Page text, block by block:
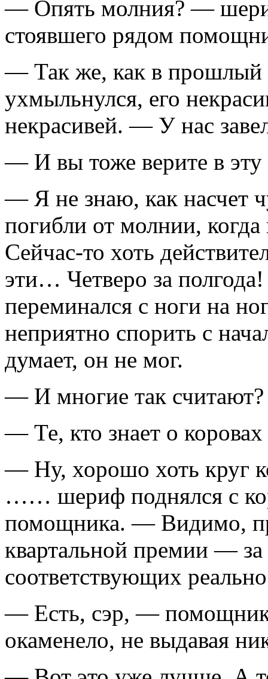
— Опять молния? —
стоявшего рядом
— Так же, как в
ухмыльнулся, его
некрасивей. — У нас
— И вы тоже верите в
— Я не знаю, как насчет
погибли от молнии,
Сейчас-то хоть
эти… Четверо за
переминался с ноги на
неприятно спорить с
думает, он не мог.
— И многие так считают?
— Те, кто знает о
— Ну, хорошо хоть круг
…… шериф поднялся с
помощника. — Видимо,
квартальной премии — за
соответствующих
— Есть, сэр, — помощник
окаменело, не выдавая